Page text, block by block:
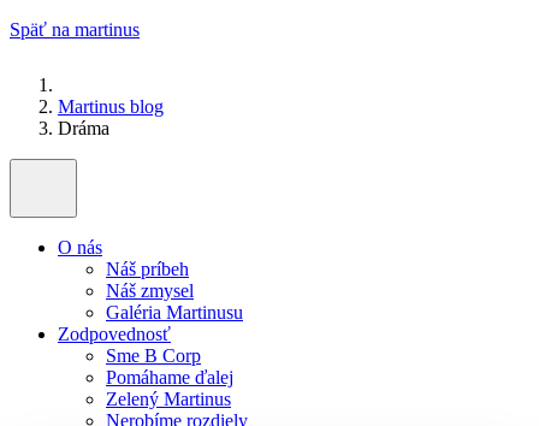
Späť na martinus
Martinus blog
Dráma
O nás
Náš príbeh
Náš zmysel
Galéria Martinusu
Zodpovednosť
Sme B Corp
Pomáhame ďalej
Zelený Martinus
Nerobíme rozdiely